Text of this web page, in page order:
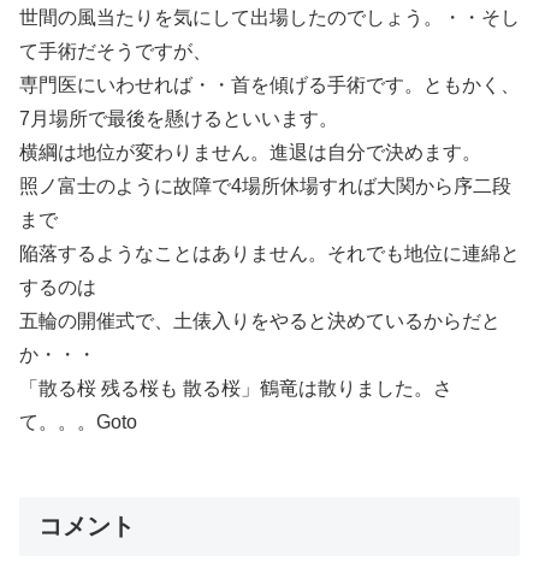
世間の風当たりを気にして出場したのでしょう。・・そし
て手術だそうですが、
専門医にいわせれば・・首を傾げる手術です。ともかく、
7月場所で最後を懸けるといいます。
横綱は地位が変わりません。進退は自分で決めます。
照ノ富士のように故障で4場所休場すれば大関から序二段
まで
陥落するようなことはありません。それでも地位に連綿と
するのは
五輪の開催式で、土俵入りをやると決めているからだと
か・・・
「散る桜 残る桜も 散る桜」鶴竜は散りました。さ
て。。。Goto
コメント